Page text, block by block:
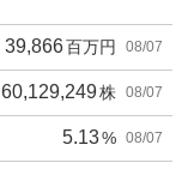
39,866百万円 08/07
60,129,249株 08/07
5.13% 08/07